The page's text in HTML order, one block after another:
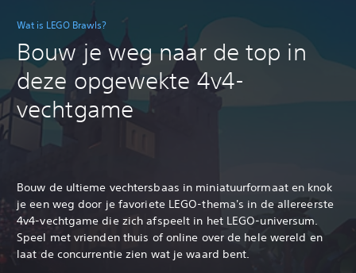
Wat is LEGO Brawls?
Bouw je weg naar de top in
deze opgewekte 4v4-
vechtgame
Bouw de ultieme vechtersbaas in miniatuurformaat en knok
je een weg door je favoriete LEGO-thema's in de allereerste
4v4-vechtgame die zich afspeelt in het LEGO-universum.
Speel met vrienden thuis of online over de hele wereld en
laat de concurrentie zien wat je waard bent.